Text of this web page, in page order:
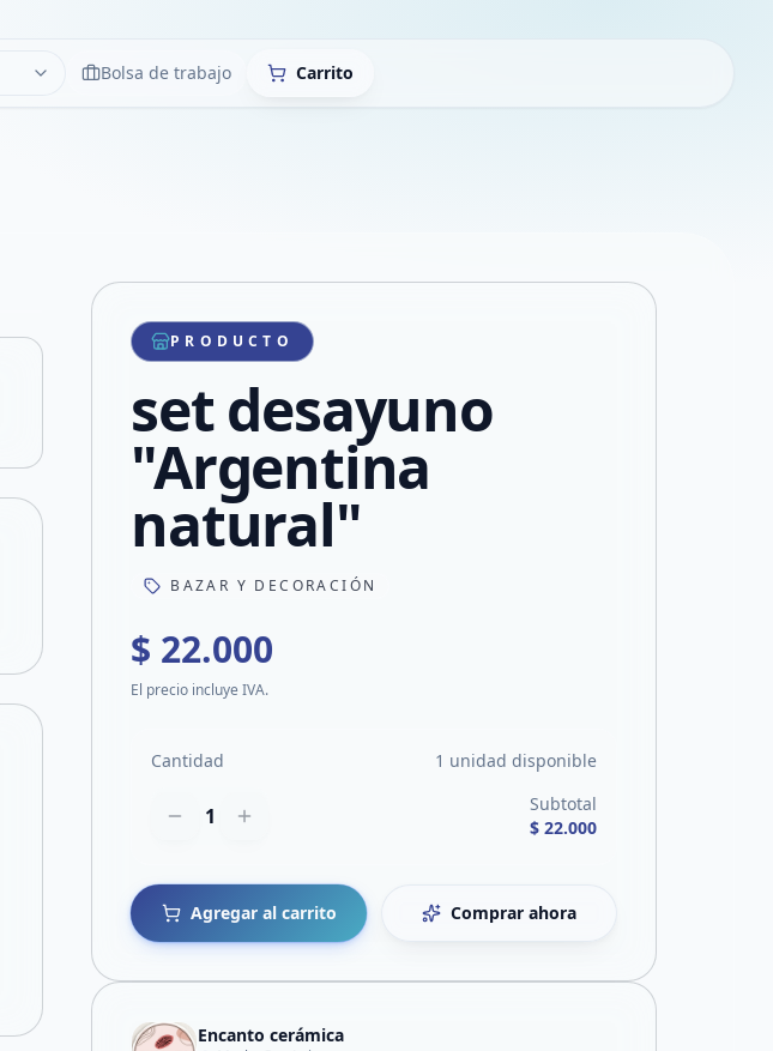
LimpiarBolsa de trabajo Carrito
Compartir producto
Compartir por WhatsApp
Compartir por mail
Compartir en Facebook
Compartir en X
PRODUCTO
set desayuno
"Argentina
natural"
BAZAR Y DECORACIÓN
$ 22.000
El precio incluye IVA.
Cantidad 1 unidad disponible
1
Subtotal
$ 22.000
Agregar al carrito Comprar ahora
Encanto cerámica